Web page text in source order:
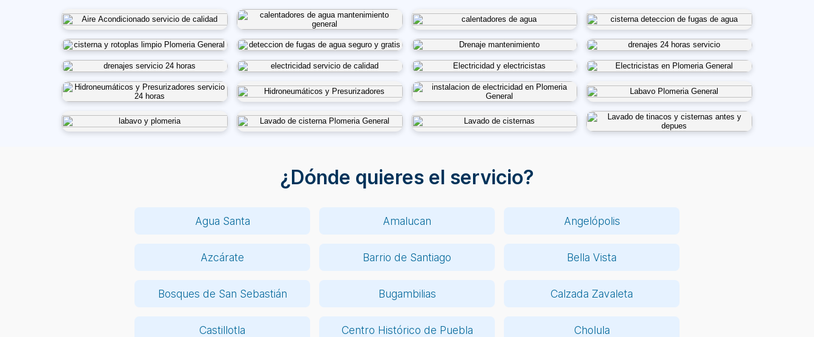
¿Dónde quieres el servicio?
Agua Santa Amalucan Angelópolis
Azcárate Barrio de Santiago Bella Vista
Bosques de San Sebastián Bugambilias Calzada Zavaleta
Castillotla Centro Histórico de Puebla Cholula